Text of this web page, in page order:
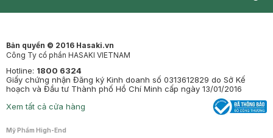
Bản quyền © 2016 Hasaki.vn
Công Ty cổ phần HASAKI VIETNAM
Hotline: 1800 6324
Giấy chứng nhận Đăng ký Kinh doanh số 0313612829 do Sở Kế
hoạch và Đầu tư Thành phố Hồ Chí Minh cấp ngày 13/01/2016
Xem tất cả cửa hàng
Mỹ Phẩm High-End